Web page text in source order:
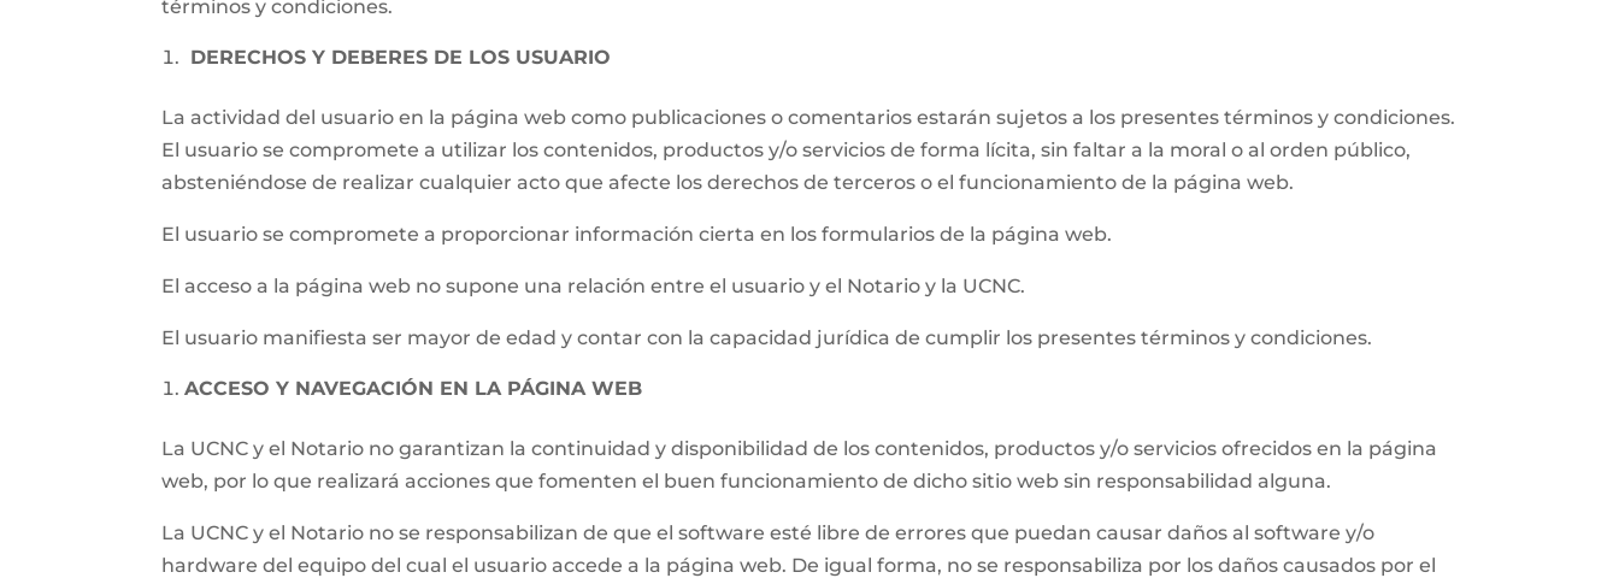
términos y condiciones.
DERECHOS Y DEBERES DE LOS USUARIO
La actividad del usuario en la página web como publicaciones o comentarios estarán sujetos a los presentes términos y condiciones.
El usuario se compromete a utilizar los contenidos, productos y/o servicios de forma lícita, sin faltar a la moral o al orden público,
absteniéndose de realizar cualquier acto que afecte los derechos de terceros o el funcionamiento de la página web.
El usuario se compromete a proporcionar información cierta en los formularios de la página web.
El acceso a la página web no supone una relación entre el usuario y el Notario y la UCNC.
El usuario manifiesta ser mayor de edad y contar con la capacidad jurídica de cumplir los presentes términos y condiciones.
ACCESO Y NAVEGACIÓN EN LA PÁGINA WEB
La UCNC y el Notario no garantizan la continuidad y disponibilidad de los contenidos, productos y/o servicios ofrecidos en la página
web, por lo que realizará acciones que fomenten el buen funcionamiento de dicho sitio web sin responsabilidad alguna.
La UCNC y el Notario no se responsabilizan de que el software esté libre de errores que puedan causar daños al software y/o
hardware del equipo del cual el usuario accede a la página web. De igual forma, no se responsabiliza por los daños causados por el